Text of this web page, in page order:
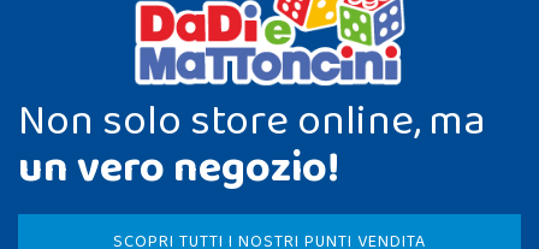
Non solo store online, ma
un vero negozio!
SCOPRI TUTTI I NOSTRI PUNTI VENDITA